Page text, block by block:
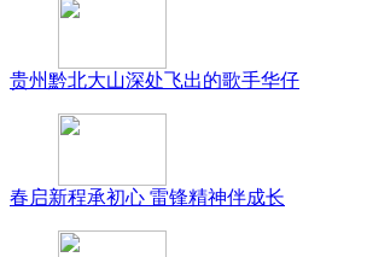
贵州黔北大山深处飞出的歌手华仔
春启新程承初心 雷锋精神伴成长